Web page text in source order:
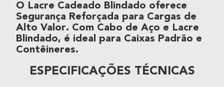
O Lacre Cadeado Blindado oferece
Segurança Reforçada para Cargas de
Alto Valor. Com Cabo de Aço e Lacre
Blindado, é ideal para Caixas Padrão e
Contêineres.
ESPECIFICAÇÕES TÉCNICAS